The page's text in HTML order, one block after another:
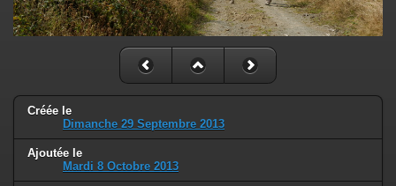
Créée le
Dimanche 29 Septembre 2013
Ajoutée le
Mardi 8 Octobre 2013